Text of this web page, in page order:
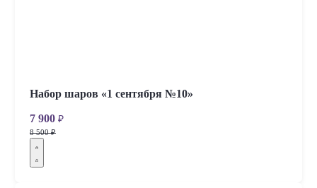
Набор шаров «1 сентября №10»
7 900 ₽
8 500 ₽